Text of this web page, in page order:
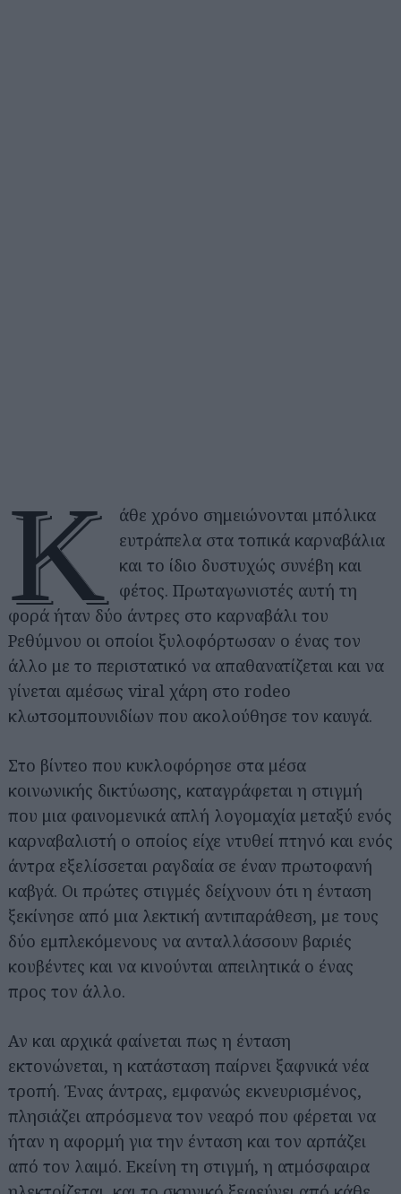
Κ
άθε χρόνο σημειώνονται μπόλικα
ευτράπελα στα τοπικά καρναβάλια
και το ίδιο δυστυχώς συνέβη και
φέτος. Πρωταγωνιστές αυτή τη
φορά ήταν δύο άντρες στο καρναβάλι του
Ρεθύμνου οι οποίοι ξυλοφόρτωσαν ο ένας τον
άλλο με το περιστατικό να απαθανατίζεται και να
γίνεται αμέσως viral χάρη στο rodeo
κλωτσομπουνιδίων που ακολούθησε τον καυγά.
Στο βίντεο που κυκλοφόρησε στα μέσα
κοινωνικής δικτύωσης, καταγράφεται η στιγμή
που μια φαινομενικά απλή λογομαχία μεταξύ ενός
καρναβαλιστή ο οποίος είχε ντυθεί πτηνό και ενός
άντρα εξελίσσεται ραγδαία σε έναν πρωτοφανή
καβγά. Οι πρώτες στιγμές δείχνουν ότι η ένταση
ξεκίνησε από μια λεκτική αντιπαράθεση, με τους
δύο εμπλεκόμενους να ανταλλάσσουν βαριές
κουβέντες και να κινούνται απειλητικά ο ένας
προς τον άλλο.
Αν και αρχικά φαίνεται πως η ένταση
εκτονώνεται, η κατάσταση παίρνει ξαφνικά νέα
τροπή. Ένας άντρας, εμφανώς εκνευρισμένος,
πλησιάζει απρόσμενα τον νεαρό που φέρεται να
ήταν η αφορμή για την ένταση και τον αρπάζει
από τον λαιμό. Εκείνη τη στιγμή, η ατμόσφαιρα